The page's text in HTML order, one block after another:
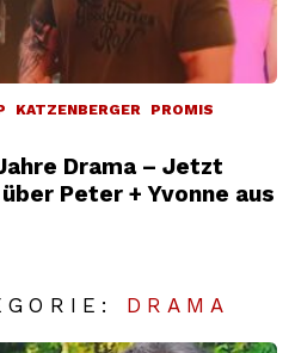
KATZENBERGER
PROMIS
Drama – Jetzt
Peter + Yvonne aus
DRAMA